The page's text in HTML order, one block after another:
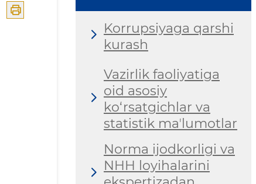
Korrupsiyaga qarshi
kurash
Vazirlik faoliyatiga
oid asosiy
ko‘rsatgichlar va
statistik maʼlumotlar
Norma ijodkorligi va
NHH loyihalarini